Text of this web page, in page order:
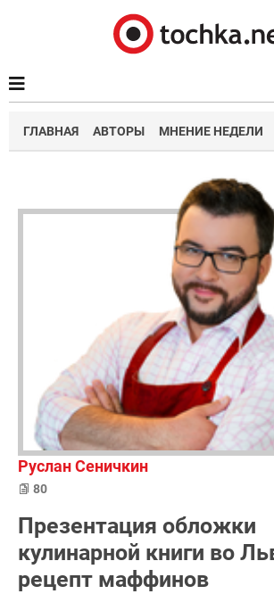
ГЛАВНАЯ АВТОРЫ МНЕНИЕ НЕДЕЛИ
Руслан Сеничкин
80
Презентация обложки
кулинарной книги во
рецепт маффинов